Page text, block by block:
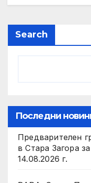
Search
Последни
Предварителен
в Стара Загора
14.08.2026 г.